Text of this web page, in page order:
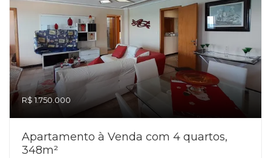
R$ 1.750.000
Apartamento à Venda com 4 quartos,
348m²